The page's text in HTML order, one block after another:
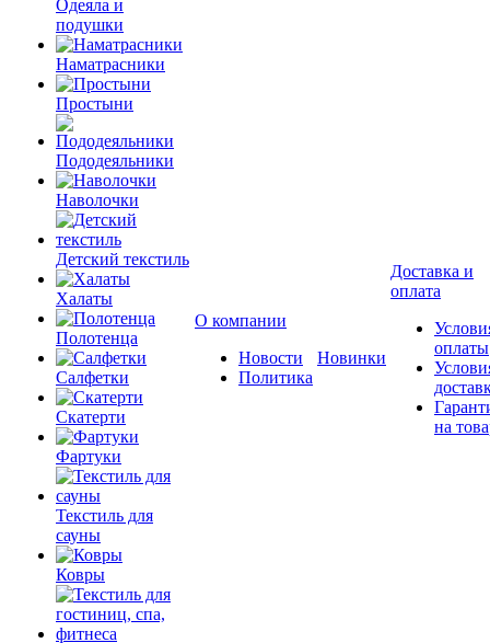
Одеяла и
подушки
Наматрасники
Простыни
Пододеяльники
Наволочки
Детский текстиль
Халаты
Полотенца
Салфетки
Скатерти
Фартуки
Текстиль для
сауны
Ковры
О компании
Новости
Политика
Новинки
Доставка и
оплата
оплаты
на